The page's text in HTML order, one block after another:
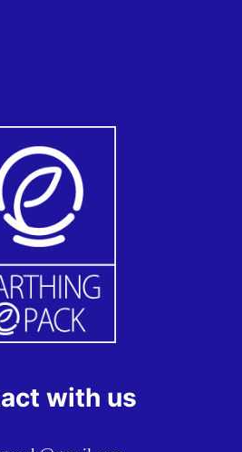
with us